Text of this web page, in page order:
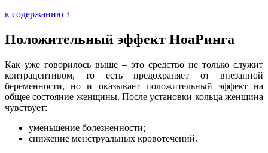
к содержанию ↑
Положительный эффект НоаРинга
Как уже говорилось выше – это средство не только служит
контрацептивом, то есть предохраняет от внезапной
беременности, но и оказывает положительный эффект на
общее состояние женщины. После установки кольца женщина
чувствует:
уменьшение болезненности;
снижение менструальных кровотечений.